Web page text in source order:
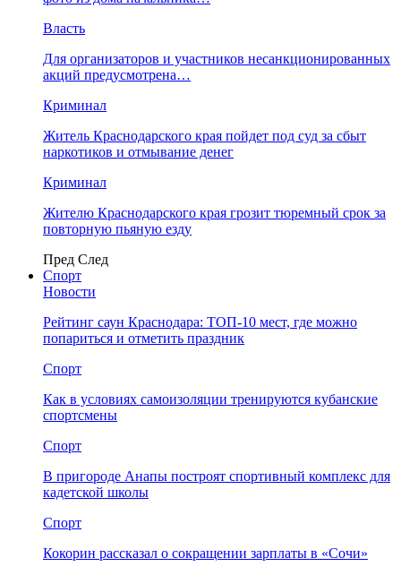
Власть
Для организаторов и участников несанкционированных
акций предусмотрена…
Криминал
Житель Краснодарского края пойдет под суд за сбыт
наркотиков и отмывание денег
Криминал
Жителю Краснодарского края грозит тюремный срок за
повторную пьяную езду
Пред След
Спорт
Новости
Рейтинг саун Краснодара: ТОП-10 мест, где можно
попариться и отметить праздник
Спорт
Как в условиях самоизоляции тренируются кубанские
спортсмены
Спорт
В пригороде Анапы построят спортивный комплекс для
кадетской школы
Спорт
Кокорин рассказал о сокращении зарплаты в «Сочи»